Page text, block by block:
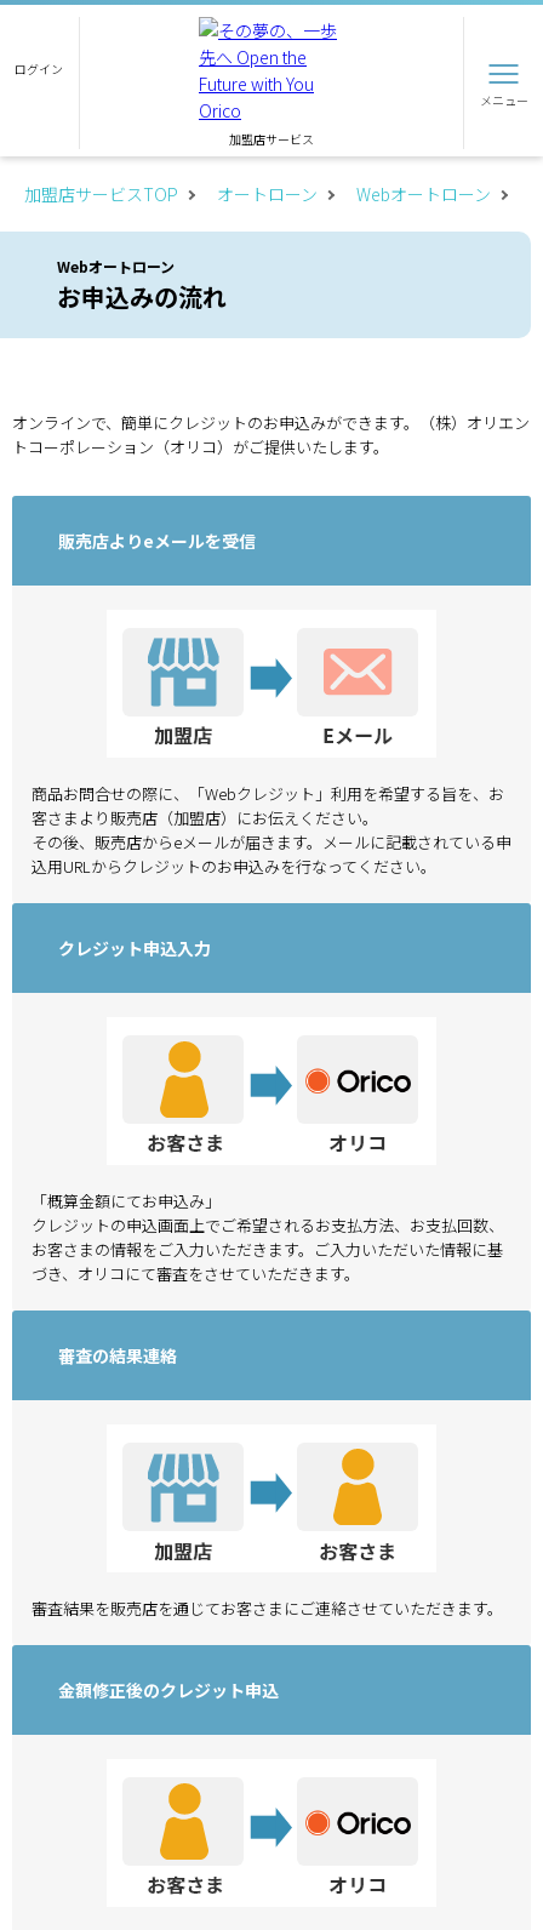
ログイン
加盟店サービス
メニュー
加盟店サービスTOP オートローン Webオートローン
Webオートローン
お申込みの流れ
オンラインで、簡単にクレジットのお申込みができます。（株）オリエン
トコーポレーション（オリコ）がご提供いたします。
販売店よりeメールを受信
商品お問合せの際に、「Webクレジット」利用を希望する旨を、お
客さまより販売店（加盟店）にお伝えください。
その後、販売店からeメールが届きます。メールに記載されている申
込用URLからクレジットのお申込みを行なってください。
クレジット申込入力
「概算金額にてお申込み」
クレジットの申込画面上でご希望されるお支払方法、お支払回数、
お客さまの情報をご入力いただきます。ご入力いただいた情報に基
づき、オリコにて審査をさせていただきます。
審査の結果連絡
審査結果を販売店を通じてお客さまにご連絡させていただきます。
金額修正後のクレジット申込